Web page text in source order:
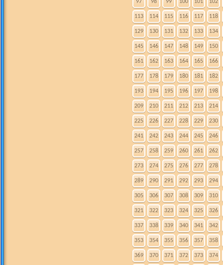
97 98 99 100 101 102
113 114 115 116 117 118
129 130 131 132 133 134
145 146 147 148 149 150
161 162 163 164 165 166
177 178 179 180 181 182
193 194 195 196 197 198
209 210 211 212 213 214
225 226 227 228 229 230
241 242 243 244 245 246
257 258 259 260 261 262
273 274 275 276 277 278
289 290 291 292 293 294
305 306 307 308 309 310
321 322 323 324 325 326
337 338 339 340 341 342
353 354 355 356 357 358
369 370 371 372 373 374